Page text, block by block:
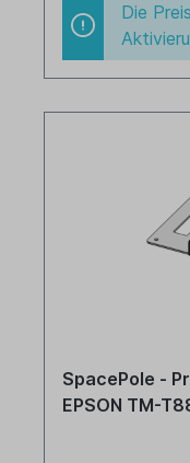
Die
SpacePole -
EPSON TM-